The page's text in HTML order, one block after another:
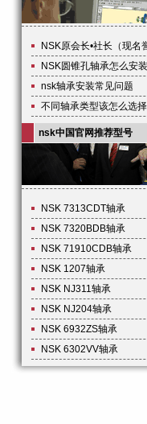
NSK原会长•社长（现名
NSK圆锥孔轴承怎么安装
nsk轴承安装常见问题
不同轴承类型该怎么选择
nsk中国官网推荐型号
NSK 7313CDT轴承
NSK 7320BDB轴承
NSK 71910CDB轴承
NSK 1207轴承
NSK NJ311轴承
NSK NJ204轴承
NSK 6932ZS轴承
NSK 6302VV轴承